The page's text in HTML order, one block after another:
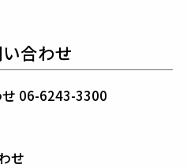
、且つきちんと仕立てら
ンのアクセントにもなりま
Machine and Foundry社
縫い風ミシン)を使用し、
再現したステッチのこと
合わせ
06-6243-3300
せ